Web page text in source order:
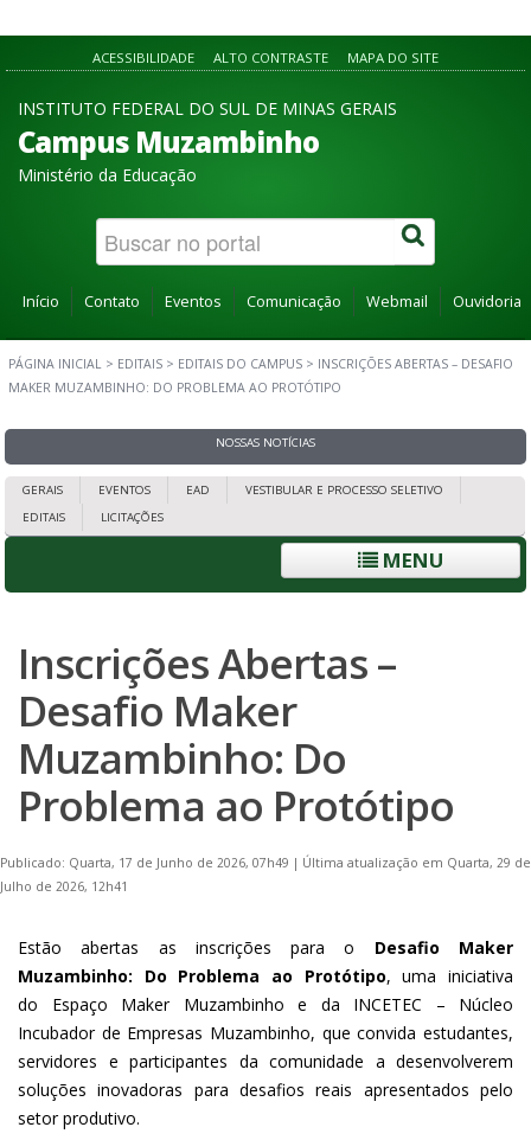
ACESSIBILIDADE ALTO CONTRASTE MAPA DO SITE
INSTITUTO FEDERAL DO SUL DE MINAS GERAIS
Campus Muzambinho
Ministério da Educação
Início Contato Eventos Comunicação Webmail Ouvidoria
PÁGINA INICIAL > EDITAIS > EDITAIS DO CAMPUS > INSCRIÇÕES ABERTAS – DESAFIO
MAKER MUZAMBINHO: DO PROBLEMA AO PROTÓTIPO
NOSSAS NOTÍCIAS
GERAIS EVENTOS EAD
VESTIBULAR E PROCESSO SELETIVO
EDITAIS
LICITAÇÕES
MENU
Inscrições Abertas –
Desafio Maker
Muzambinho: Do
Problema ao Protótipo
Publicado: Quarta, 17 de Junho de 2026, 07h49 | Última atualização em Quarta, 29 de
Julho de 2026, 12h41
Estão abertas as inscrições para o Desafio Maker
Muzambinho: Do Problema ao Protótipo, uma iniciativa
do Espaço Maker Muzambinho e da INCETEC – Núcleo
Incubador de Empresas Muzambinho, que convida estudantes,
servidores e participantes da comunidade a desenvolverem
soluções inovadoras para desafios reais apresentados pelo
setor produtivo.